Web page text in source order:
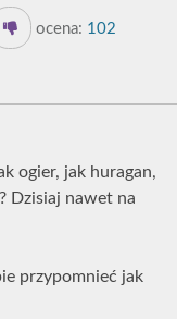
ocena: 102
ogier, jak huragan,
Dzisiaj nawet na
przypomnieć jak